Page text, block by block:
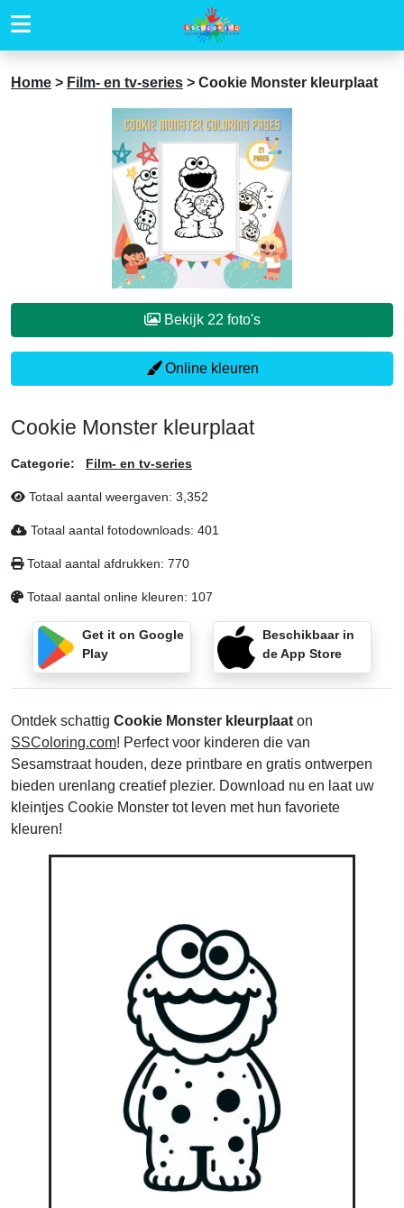
Home > Film- en tv-series > Cookie Monster kleurplaat
Bekijk 22 foto's
Online kleuren
Cookie Monster kleurplaat
Categorie: Film- en tv-series
Totaal aantal weergaven: 3,352
Totaal aantal fotodownloads: 401
Totaal aantal afdrukken: 770
Totaal aantal online kleuren: 107
Get it on Google
Play
Beschikbaar in
de App Store
Ontdek schattig Cookie Monster kleurplaat on
SSColoring.com! Perfect voor kinderen die van
Sesamstraat houden, deze printbare en gratis ontwerpen
bieden urenlang creatief plezier. Download nu en laat uw
kleintjes Cookie Monster tot leven met hun favoriete
kleuren!